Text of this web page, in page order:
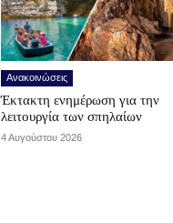
Ανακοινώσεις
Έκτακτη ενημέρωση για την
λειτουργία των σπηλαίων
4 Αυγούστου 2026